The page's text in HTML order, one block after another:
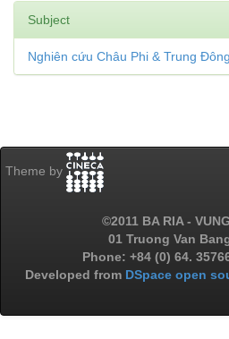
Subject
Nghiên cứu Châu Phi & Trung Đông
Theme by
©2011 BA RIA -
01 Truong Van
Phone: +84 (0) 64.
Developed from DSpace open